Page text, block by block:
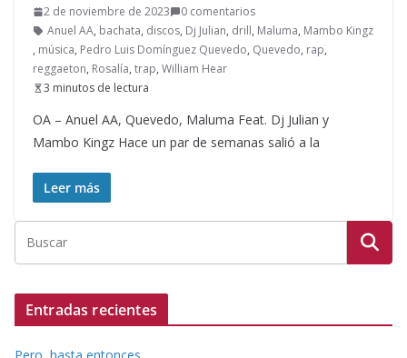
2 de noviembre de 2023
0 comentarios
Anuel AA, bachata, discos, Dj Julian, drill, Maluma, Mambo Kingz
, música, Pedro Luis Domínguez Quevedo, Quevedo, rap,
reggaeton, Rosalía, trap, William Hear
3 minutos de lectura
OA – Anuel AA, Quevedo, Maluma Feat. Dj Julian y
Mambo Kingz Hace un par de semanas salió a la
Leer más
Entradas recientes